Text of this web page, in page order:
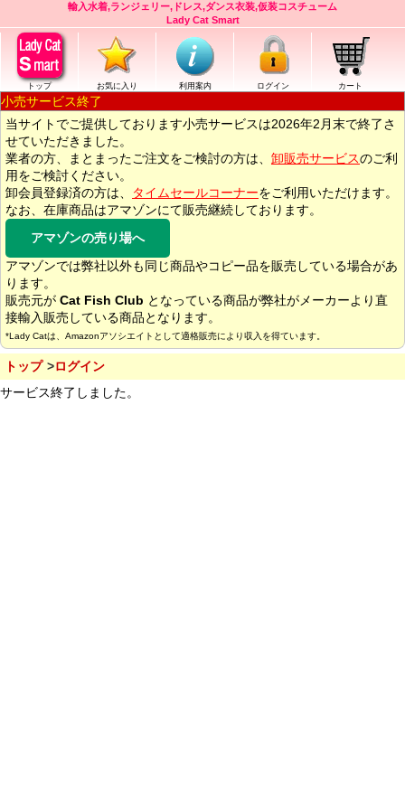
輸入水着,ランジェリー,ドレス,ダンス衣装,仮装コスチューム
Lady Cat Smart
トップ お気に入り 利用案内 ログイン カート
小売サービス終了
当サイトでご提供しております小売サービスは2026年2月末で終了さ
せていただきました。
業者の方、まとまったご注文をご検討の方は、 卸販売サービスのご利
用をご検討ください。
卸会員登録済の方は、
タイムセールコーナーをご利用いただけます。
なお、在庫商品はアマゾンにて販売継続しております。
アマゾンの売り場へ
アマゾンでは弊社以外も同じ商品やコピー品を販売している場合があ
ります。
販売元が Cat Fish Club となっている商品が弊社がメーカーより直
接輸入販売している商品となります。
*Lady Catは、Amazonアソシエイトとして適格販売により収入を得ています。
トップ
ログイン
サービス終了しました。